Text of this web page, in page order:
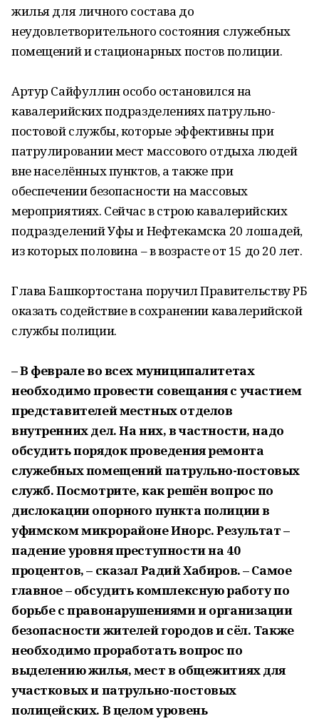
жилья для личного состава до
неудовлетворительного состояния служебных
помещений и стационарных постов полиции.
Артур Сайфуллин особо остановился на
кавалерийских подразделениях патрульно-
постовой службы, которые эффективны при
патрулировании мест массового отдыха людей
вне населённых пунктов, а также при
обеспечении безопасности на массовых
мероприятиях. Сейчас в строю кавалерийских
подразделений Уфы и Нефтекамска 20 лошадей,
из которых половина – в возрасте от 15 до 20 лет.
Глава Башкортостана поручил Правительству РБ
оказать содействие в сохранении кавалерийской
службы полиции.
– В феврале во всех муниципалитетах
необходимо провести совещания с участием
представителей местных отделов
внутренних дел. На них, в частности, надо
обсудить порядок проведения ремонта
служебных помещений патрульно-постовых
служб. Посмотрите, как решён вопрос по
дислокации опорного пункта полиции в
уфимском микрорайоне Инорс. Результат –
падение уровня преступности на 40
процентов, – сказал Радий Хабиров. – Самое
главное – обсудить комплексную работу по
борьбе с правонарушениями и организации
безопасности жителей городов и сёл. Также
необходимо проработать вопрос по
выделению жилья, мест в общежитиях для
участковых и патрульно-постовых
полицейских. В целом уровень